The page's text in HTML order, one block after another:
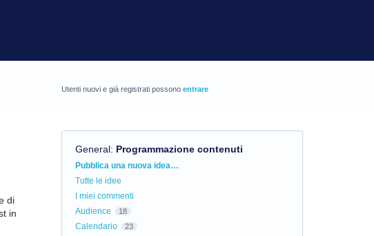
di
in
Utenti nuovi e già registrati possono entrare
General: Programmazione contenuti
Categorie
Pubblica una nuova idea…
Tutte le idee
I miei commenti
Audience
18
Calendario 23